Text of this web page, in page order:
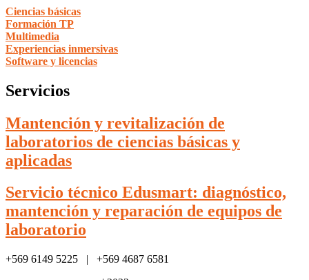
Ciencias básicas
Formación TP
Multimedia
Experiencias inmersivas
Software y licencias
Servicios
Mantención y revitalización de
laboratorios de ciencias básicas y
aplicadas
Servicio técnico Edusmart: diagnóstico,
mantención y reparación de equipos de
laboratorio
+569 6149 5225 | +569 4687 6581